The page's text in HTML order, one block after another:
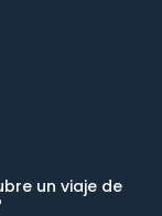
un viaje de